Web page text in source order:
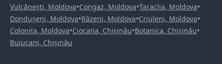
Vulcănești, Moldova•Congaz, Moldova•Taraclia, Moldova•
Dondușeni, Moldova•Răzeni, Moldova•Criuleni, Moldova•
Colonița, Moldova•Ciocana, Chișinău•Botanica, Chișinău•
Buiucani, Chișinău